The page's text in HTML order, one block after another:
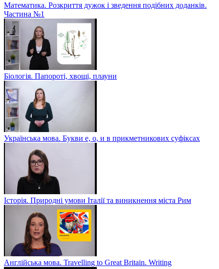
Математика. Розкриття дужок і зведення подібних доданків.
Частина №1
Біологія. Папороті, хвощі, плауни
Українська мова. Букви е, о, и в прикметникових суфіксах
Історія. Природні умови Італії та виникнення міста Рим
Англійська мова. Travelling to Great Britain. Writing